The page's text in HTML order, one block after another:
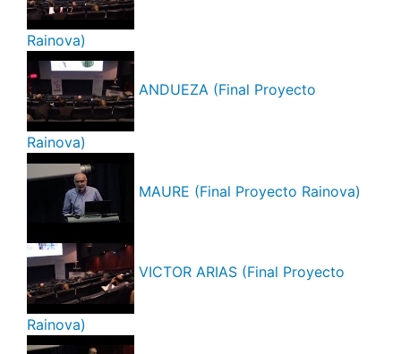
Rainova)
ANDUEZA (Final Proyecto
Rainova)
MAURE (Final Proyecto Rainova)
VICTOR ARIAS (Final Proyecto
Rainova)